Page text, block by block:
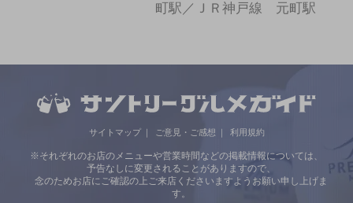
町駅／ＪＲ神戸線 元町駅
サイトマップ ご意見・ご感想 利用規約
※それぞれのお店のメニューや営業時間などの掲載情報については、
予告なしに変更されることがありますので、
念のためお店にご確認の上ご来店くださいますようお願い申し上げま
す。